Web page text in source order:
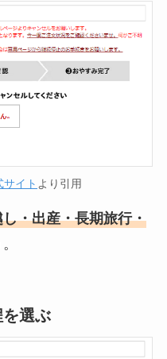
イト より引用
・出産・長期旅行・
選ぶ